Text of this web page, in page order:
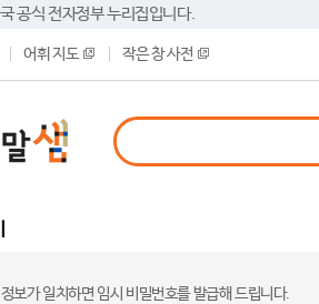
공식 전자정부 누리집입니다.
어휘 지도 작은 창 사전
보가 일치하면 임시 비밀번호를 발급해 드립니다.